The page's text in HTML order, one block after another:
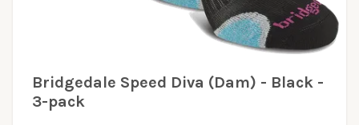
Bridgedale Speed Diva (Dam) - Black -
3-pack